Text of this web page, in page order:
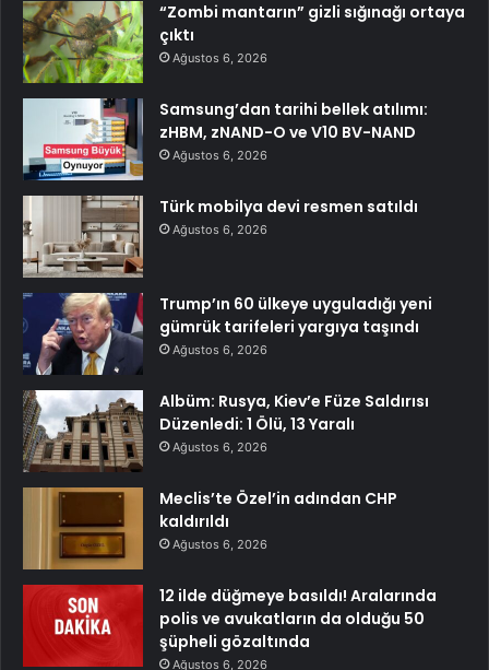
“Zombi mantarın” gizli sığınağı ortaya
çıktı
Ağustos 6, 2026
Samsung’dan tarihi bellek atılımı:
zHBM, zNAND-O ve V10 BV-NAND
Ağustos 6, 2026
Türk mobilya devi resmen satıldı
Ağustos 6, 2026
Trump’ın 60 ülkeye uyguladığı yeni
gümrük tarifeleri yargıya taşındı
Ağustos 6, 2026
Albüm: Rusya, Kiev’e Füze Saldırısı
Düzenledi: 1 Ölü, 13 Yaralı
Ağustos 6, 2026
Meclis’te Özel’in adından CHP
kaldırıldı
Ağustos 6, 2026
12 ilde düğmeye basıldı! Aralarında
polis ve avukatların da olduğu 50
şüpheli gözaltında
Ağustos 6, 2026